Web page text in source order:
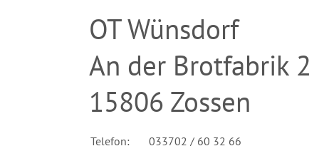
OT Wünsdorf
An der Brotfabrik 2
15806 Zossen
Telefon:
033702 / 60 32 66